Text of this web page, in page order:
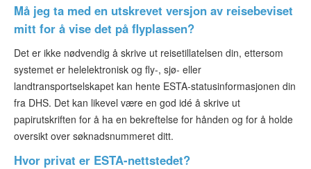
Må jeg ta med en utskrevet versjon av reisebeviset
mitt for å vise det på flyplassen?
Det er ikke nødvendig å skrive ut reisetillatelsen din, ettersom
systemet er helelektronisk og fly-, sjø- eller
landtransportselskapet kan hente ESTA-statusinformasjonen din
fra DHS. Det kan likevel være en god idé å skrive ut
papirutskriften for å ha en bekreftelse for hånden og for å holde
oversikt over søknadsnummeret ditt.
Hvor privat er ESTA-nettstedet?